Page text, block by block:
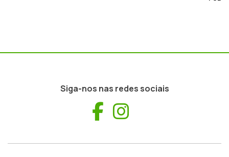
Siga-nos nas redes sociais
Facebook